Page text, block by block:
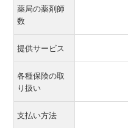
薬局の薬剤師
数
提供サービス
各種保険の取
り扱い
支払い方法